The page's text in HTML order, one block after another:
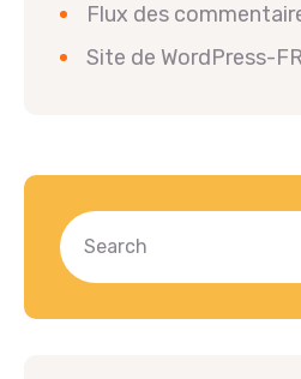
Flux des
Site de WordPress-